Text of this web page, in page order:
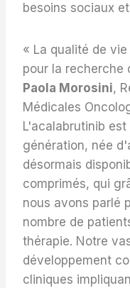
besoins sociaux
« La qualité de
pour la recherche
Paola Morosini,
Médicales
L'acalabrutinib
génération, née
désormais
comprimés, qui
nous avons parlé
nombre de
thérapie. Notre
développement
cliniques